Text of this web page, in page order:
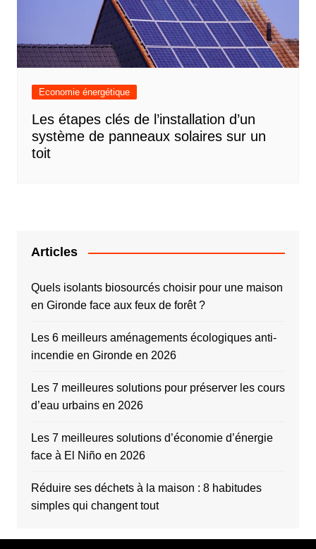
Economie énergétique
Les étapes clés de l’installation d’un
système de panneaux solaires sur un
toit
Articles
Quels isolants biosourcés choisir pour une maison
en Gironde face aux feux de forêt ?
Les 6 meilleurs aménagements écologiques anti-
incendie en Gironde en 2026
Les 7 meilleures solutions pour préserver les cours
d’eau urbains en 2026
Les 7 meilleures solutions d’économie d’énergie
face à El Niño en 2026
Réduire ses déchets à la maison : 8 habitudes
simples qui changent tout